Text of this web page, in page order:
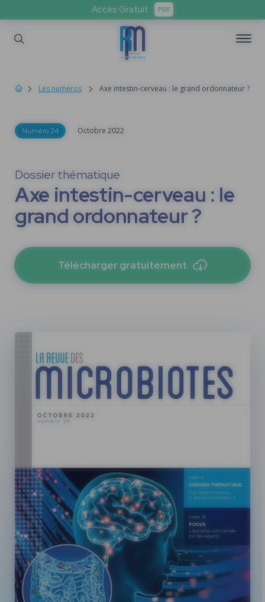
Accès Gratuit PDF
Les numéros Axe intestin-cerveau : le grand ordonnateur ?
Numéro 24 Octobre 2022
Dossier thématique
Axe intestin-cerveau : le
grand ordonnateur ?
Télécharger gratuitement